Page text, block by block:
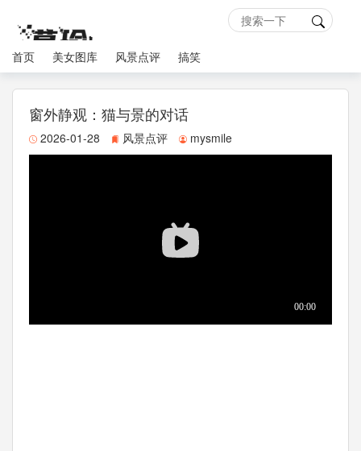
首页 美女图库 风景点评 搞笑
窗外静观：猫与景的对话
2026-01-28 风景点评 mysmile